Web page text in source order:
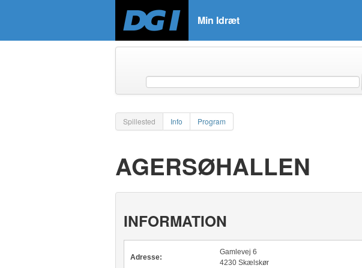
Min Idræt
Spillested Info Program
AGERSØHALLEN
INFORMATION
Adresse:
Gamlevej 6
4230 Skælskør